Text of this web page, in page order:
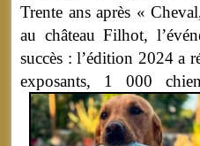
Trente ans après «
au château Filhot,
succès : l’édition 2024 a
exposants, 1 000